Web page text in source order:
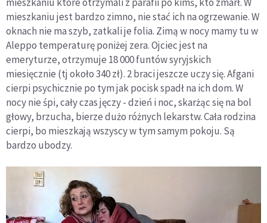
mieszkaniu jest bardzo zimno, nie stać ich na ogrzewanie. W
oknach nie ma szyb, zatkali je folia. Zimą w nocy mamy tu w
Aleppo temperaturę poniżej zera. Ojciec jest na
emeryturze, otrzymuje 18 000 funtów syryjskich
miesięcznie (tj około 340 zł). 2 braci jeszcze uczy się. Afgani
cierpi psychicznie po tym jak pocisk spadł na ich dom. W
nocy nie śpi, cały czas jęczy - dzień i noc, skarżąc się na bol
głowy, brzucha, bierze dużo różnych lekarstw. Cała rodzina
cierpi, bo mieszkają wszyscy w tym samym pokoju. Są
bardzo ubodzy.